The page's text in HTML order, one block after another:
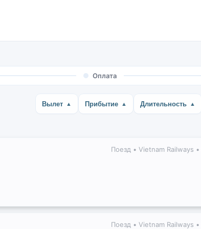
Оплата
Вылет Прибытие Длительность
Поезд • Vietnam Railways •
Поезд • Vietnam Railways •